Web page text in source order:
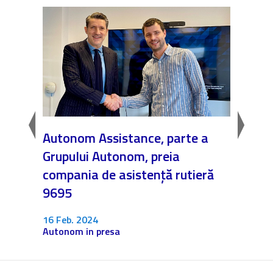
Autonom Assistance, parte a
Grupului Autonom, preia
compania de asistență rutieră
9695
16 Feb. 2024
Autonom in presa